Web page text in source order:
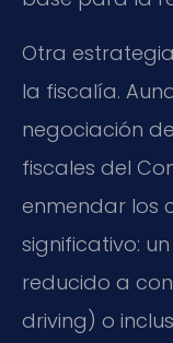
Otra
la fiscalía.
negociación
fiscales del
enmendar los
significativo:
reducido a
driving) o